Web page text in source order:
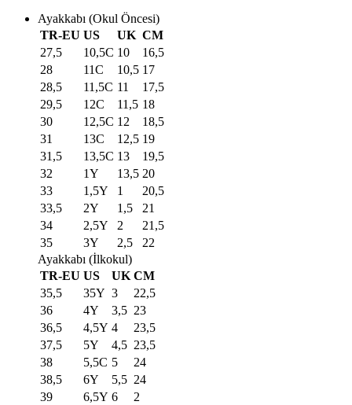
Ayakkabı (Okul Öncesi)
TR-EU US UK CM
27,5
10,5C 10
16,5
28
11C 10,5 17
28,5
11,5C 11
17,5
29,5
12C 11,5 18
30
12,5C 12
18,5
31
13C 12,5 19
31,5
13,5C 13
19,5
32
1Y 13,5 20
33
1,5Y 1
20,5
33,5
2Y 1,5
21
34
2,5Y 2
21,5
35
3Y 2,5
22
Ayakkabı (İlkokul)
TR-EU US UK CM
35,5
35Y 3
22,5
36
4Y 3,5 23
36,5
4,5Y 4
23,5
37,5
5Y 4,5 23,5
38
5,5C 5
24
38,5
6Y 5,5 24
39
6,5Y 6
2